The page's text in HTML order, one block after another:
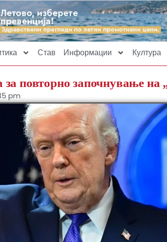
Став Информации Култура
повторно започнување на
pm